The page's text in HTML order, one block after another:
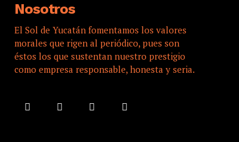
Nosotros
El Sol de Yucatán fomentamos los valores
morales que rigen al periódico, pues son
éstos los que sustentan nuestro prestigio
como empresa responsable, honesta y seria.